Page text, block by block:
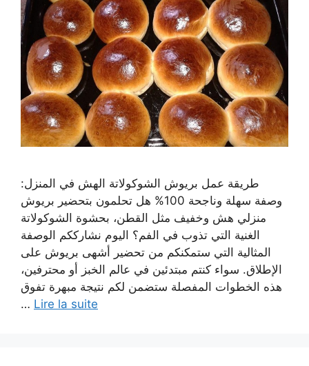
طريقة عمل بريوش الشوكولاتة الهش في المنزل:
وصفة سهلة وناجحة 100% هل تحلمون بتحضير بريوش
منزلي هش وخفيف مثل القطن، بحشوة الشوكولاتة
الغنية التي تذوب في الفم؟ اليوم نشارككم الوصفة
المثالية التي ستمكنكم من تحضير أشهى بريوش على
الإطلاق. سواء كنتم مبتدئين في عالم الخبز أو محترفين،
هذه الخطوات المفصلة ستضمن لكم نتيجة مبهرة تفوق
… Lire la suite